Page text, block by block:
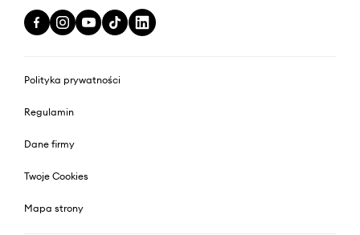
Polityka prywatności
Regulamin
Dane firmy
Twoje Cookies
Mapa strony